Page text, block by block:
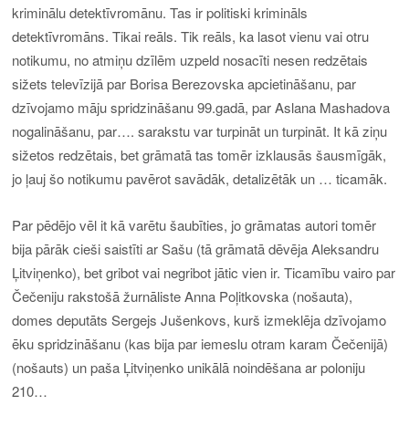
kriminālu detektīvromānu. Tas ir politiski krimināls
detektīvromāns. Tikai reāls. Tik reāls, ka lasot vienu vai otru
notikumu, no atmiņu dzīlēm uzpeld nosacīti nesen redzētais
sižets televīzijā par Borisa Berezovska apcietināšanu, par
dzīvojamo māju spridzināšanu 99.gadā, par Aslana Mashadova
nogalināšanu, par…. sarakstu var turpināt un turpināt. It kā ziņu
sižetos redzētais, bet grāmatā tas tomēr izklausās šausmīgāk,
jo ļauj šo notikumu pavērot savādāk, detalizētāk un … ticamāk.
Par pēdējo vēl it kā varētu šaubīties, jo grāmatas autori tomēr
bija pārāk cieši saistīti ar Sašu (tā grāmatā dēvēja Aleksandru
Ļitviņenko), bet gribot vai negribot jātic vien ir. Ticamību vairo par
Čečeniju rakstošā žurnāliste Anna Poļitkovska (nošauta),
domes deputāts Sergejs Jušenkovs, kurš izmeklēja dzīvojamo
ēku spridzināšanu (kas bija par iemeslu otram karam Čečenijā)
(nošauts) un paša Ļitviņenko unikālā noindēšana ar poloniju
210…